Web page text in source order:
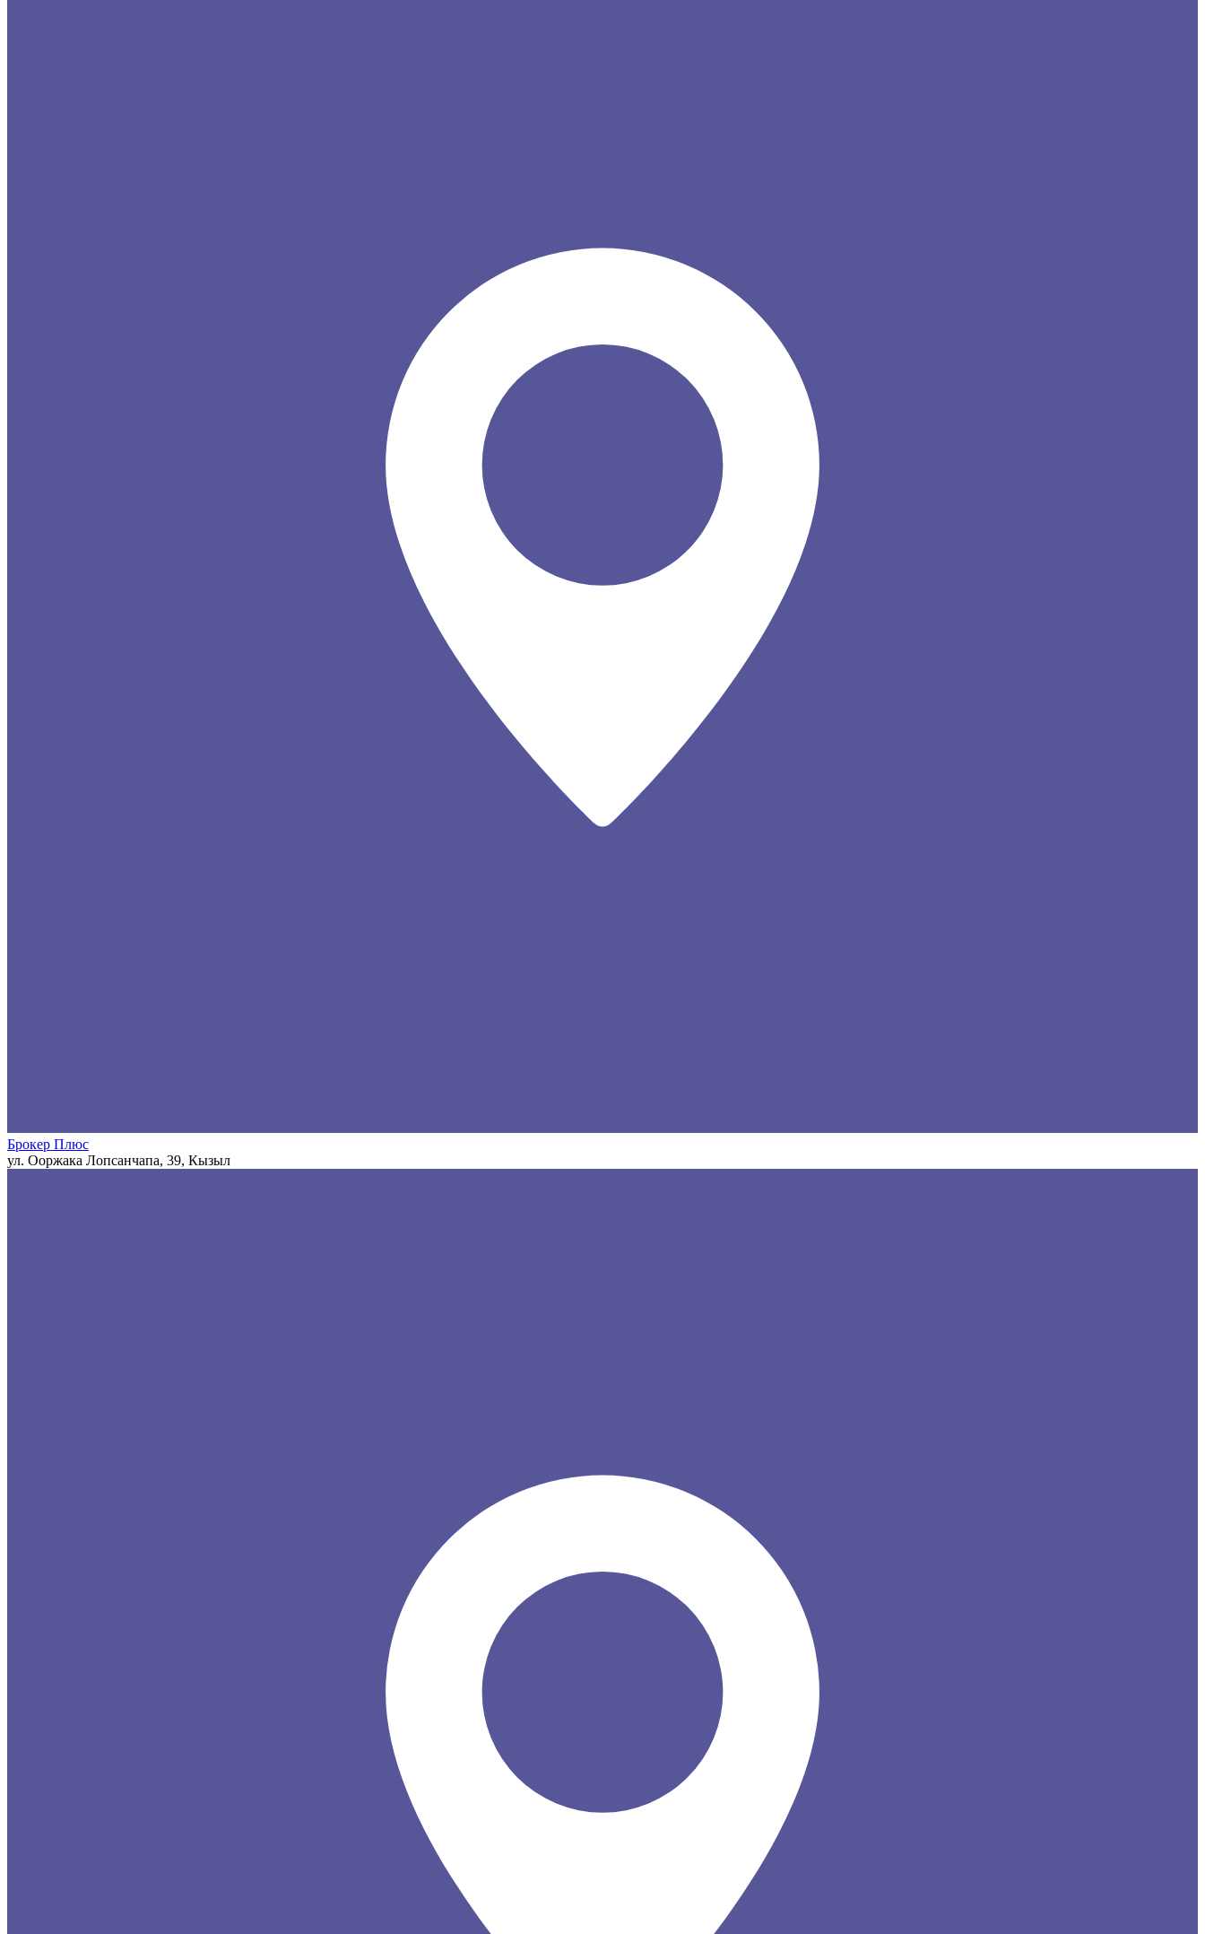
Брокер Плюс
ул. Ооржака Лопсанчапа, 39, Кызыл